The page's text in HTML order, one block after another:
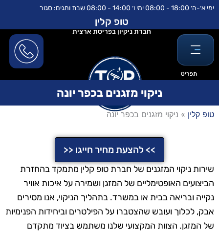
לתוכן
דילוג
ימי א׳-ה׳ 18:00 - 08:00 ימי ו׳ 14:00 - 08:00 שבת וחגים: סגור
תפריט
טופ קלין
חברת ניקיון בפריסת ארצית
ניקוי מזגנים בכפר יונה
טופ קלין » ניקוי מזגנים בכפר יונה
ניקוי מזגנים בכפר יונה
>> להצעת מחיר חייגו <<
שירות ניקוי המזגנים של חברת טופ קלין מתמקד בהחזרת
הביצועים האופטימליים של המזגן ושמירה על איכות אוויר
נקייה ובריאה בבית או במשרד. בתהליך הניקוי, אנו מסירים
אבק, לכלוך ועובש שהצטברו על הפילטרים וביחידות הפנימיות
של המזגן. הצוות המקצועי שלנו משתמש בציוד מתקדם